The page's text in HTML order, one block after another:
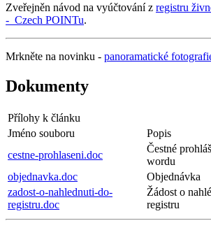
Zveřejněn návod na vyúčtování z registru
- Czech POINTu.
Mrkněte na novinku - panoramatické
Dokumenty
Přílohy k článku
Jméno souboru
Popis
cestne-prohlaseni.doc
Čestné
wordu
objednavka.doc
Objednávka
zadost-o-nahlednuti-do-
registru.doc
Žádost o
registru